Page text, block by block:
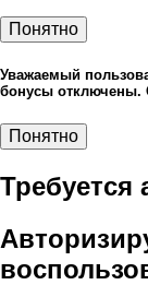
Понятно
Уважаемый
бонусы отключены.
Понятно
Требуется